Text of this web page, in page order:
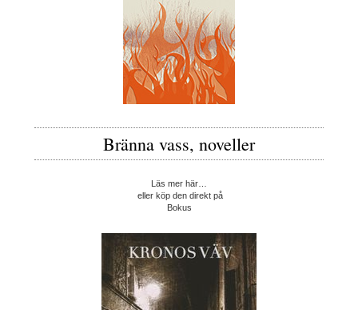
Bränna vass, noveller
Läs mer här…
eller köp den direkt på
Bokus